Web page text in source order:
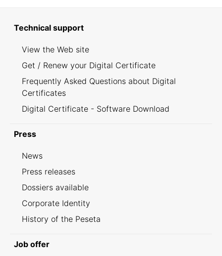
Technical support
View the Web site
Get / Renew your Digital Certificate
Frequently Asked Questions about Digital
Certificates
Digital Certificate - Software Download
Press
News
Press releases
Dossiers available
Corporate Identity
History of the Peseta
Job offer